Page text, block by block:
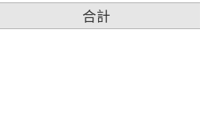
合計